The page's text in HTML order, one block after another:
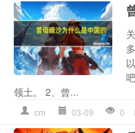
领土。 2、曾...
cm 03-09 0